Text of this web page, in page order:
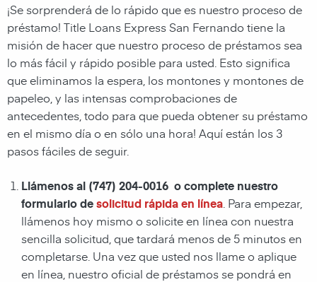
¡Se sorprenderá de lo rápido que es nuestro proceso de
préstamo! Title Loans Express San Fernando tiene la
misión de hacer que nuestro proceso de préstamos sea
lo más fácil y rápido posible para usted. Esto significa
que eliminamos la espera, los montones y montones de
papeleo, y las intensas comprobaciones de
antecedentes, todo para que pueda obtener su préstamo
en el mismo día o en sólo una hora! Aquí están los 3
pasos fáciles de seguir.
Llámenos al (747) 204-0016 o complete nuestro
formulario desolicitud rápida en línea . Para empezar,
llámenos hoy mismo o solicite en línea con nuestra
sencilla solicitud, que tardará menos de 5 minutos en
completarse. Una vez que usted nos llame o aplique
en línea, nuestro oficial de préstamos se pondrá en